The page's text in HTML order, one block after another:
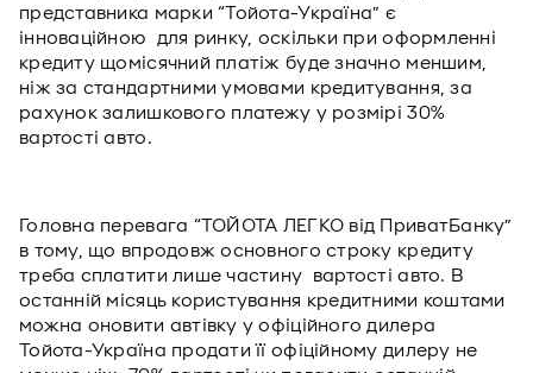
представника марки “Тойота-Україна” є
інноваційною для ринку, оскільки при оформленні
кредиту щомісячний платіж буде значно меншим,
ніж за стандартними умовами кредитування, за
рахунок залишкового платежу у розмірі 30%
вартості авто.
Головна перевага “ТОЙОТА ЛЕГКО від ПриватБанку”
в тому, що впродовж основного строку кредиту
треба сплатити лише частину вартості авто. В
останній місяць користування кредитними коштами
можна оновити автівку у офіційного дилера
Тойота-Україна продати її офіційному дилеру не